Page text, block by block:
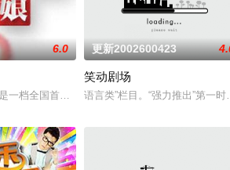
到经络，从领悟到亲手实践。
6.0
一档全国首创的调解类谈话节目，由新娱乐和
更新2002600423
笑动剧场
语言类”栏目。“强力推出”第一